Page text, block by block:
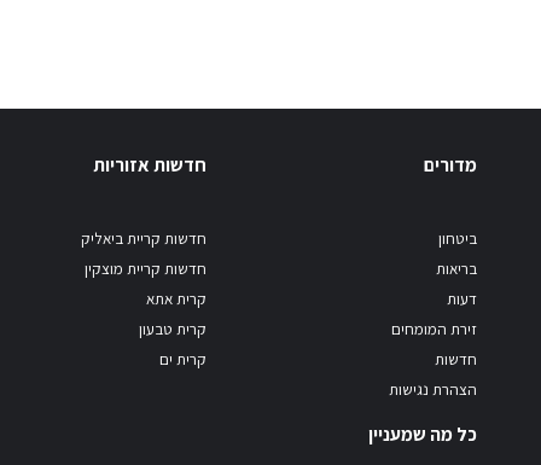
מדורים
ביטחון
בריאות
דעות
זירת המומחים
חדשות
הצהרת נגישות
חדשות אזוריות
חדשות קריית ביאליק
חדשות קריית מוצקין
קרית אתא
קרית טבעון
קרית ים
כל מה שמעניין